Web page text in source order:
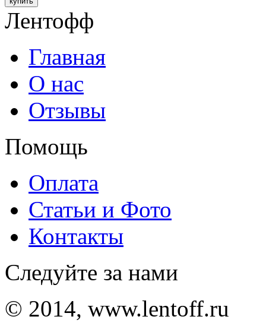
Лентофф
Главная
О нас
Отзывы
Помощь
Оплата
Статьи и Фото
Контакты
Следуйте за нами
© 2014, www.lentoff.ru